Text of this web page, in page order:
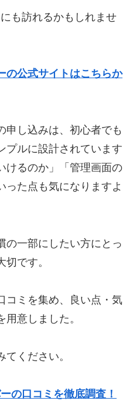
も訪れるかもしれませ
の公式サイトはこちらか
申し込みは、初心者でも
プルに設計されています
けるのか」「管理画面の
った点も気になりますよ
の一部にしたい方にとっ
です。
コミを集め、良い点・気
意しました。
ください。
の口コミを徹底調査！